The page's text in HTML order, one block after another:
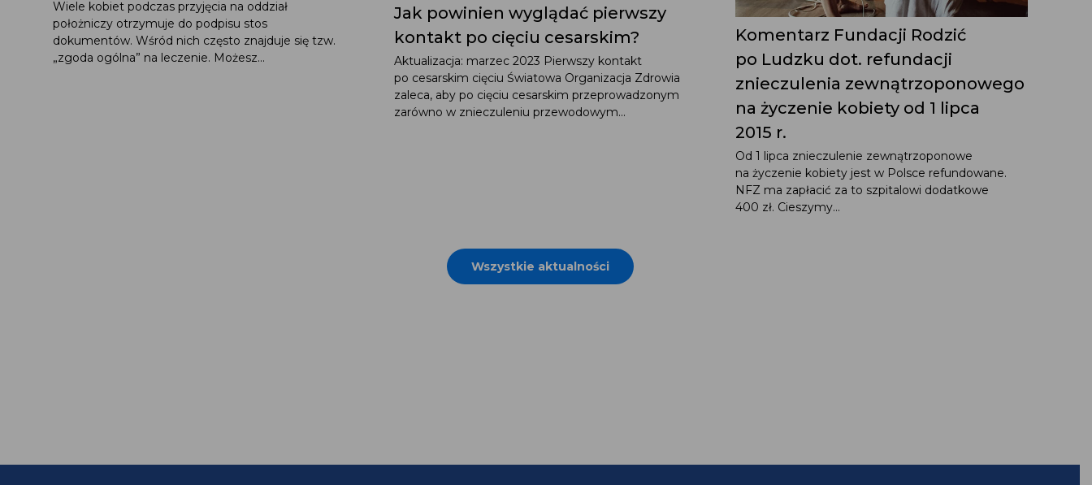
Wiele kobiet podczas przyjęcia na oddział
położniczy otrzymuje do podpisu stos
dokumentów. Wśród nich często znajduje się tzw.
„zgoda ogólna” na leczenie. Możesz...
Jak powinien wyglądać pierwszy
kontakt po cięciu cesarskim?
Aktualizacja: marzec 2023 Pierwszy kontakt
po cesarskim cięciu Światowa Organizacja Zdrowia
zaleca, aby po cięciu cesarskim przeprowadzonym
zarówno w znieczuleniu przewodowym...
Komentarz Fundacji Rodzić
po Ludzku dot. refundacji
znieczulenia zewnątrzoponowego
na życzenie kobiety od 1 lipca
2015 r.
Od 1 lipca znieczulenie zewnątrzoponowe
na życzenie kobiety jest w Polsce refundowane.
NFZ ma zapłacić za to szpitalowi dodatkowe
400 zł. Cieszymy...
Wszystkie aktualności